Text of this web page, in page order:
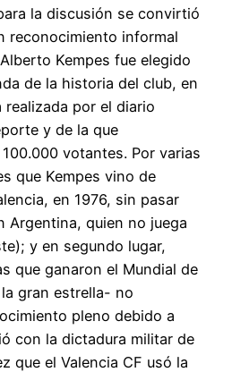
la discusión se convirtió
reconocimiento informal
Kempes fue elegido
de la historia del club, en
realizada por el diario
y de la que
votantes. Por varias
que Kempes vino de
en 1976, sin pasar
Argentina, quien no juega
y en segundo lugar,
que ganaron el Mundial de
gran estrella- no
pleno debido a
con la dictadura militar de
que el Valencia CF usó la